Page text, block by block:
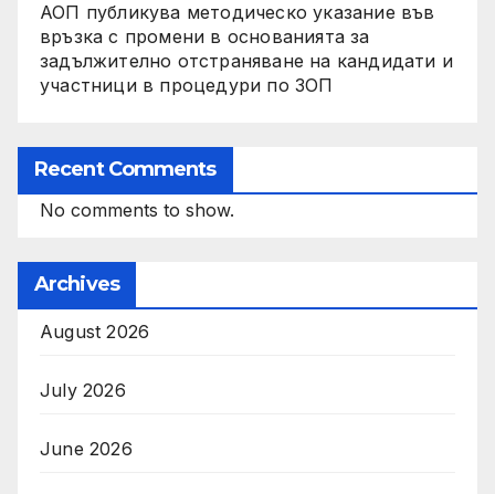
АОП публикува методическо указание във
връзка с промени в основанията за
задължително отстраняване на кандидати и
участници в процедури по ЗОП
Recent Comments
No comments to show.
Archives
August 2026
July 2026
June 2026